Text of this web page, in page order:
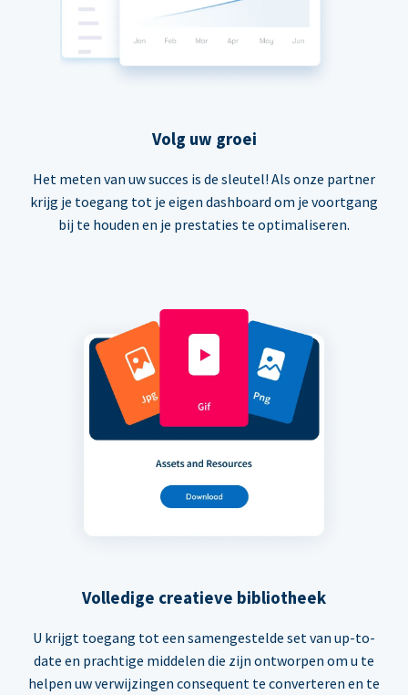
Volg uw groei
Het meten van uw succes is de sleutel! Als onze partner
krijg je toegang tot je eigen dashboard om je voortgang
bij te houden en je prestaties te optimaliseren.
Volledige creatieve bibliotheek
U krijgt toegang tot een samengestelde set van up-to-
date en prachtige middelen die zijn ontworpen om u te
helpen uw verwijzingen consequent te converteren en te